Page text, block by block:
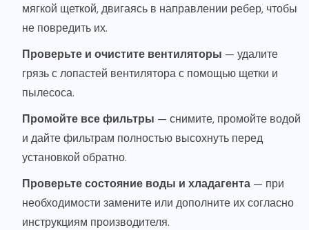
мягкой щеткой, двигаясь в направлении ребер, чтобы
не повредить их.
Проверьте и очистите вентиляторы — удалите
грязь с лопастей вентилятора с помощью щетки и
пылесоса.
Промойте все фильтры — снимите, промойте водой
и дайте фильтрам полностью высохнуть перед
установкой обратно.
Проверьте состояние воды и хладагента — при
необходимости замените или дополните их согласно
инструкциям производителя.